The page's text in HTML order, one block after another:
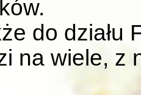
do działu
na wiele, z